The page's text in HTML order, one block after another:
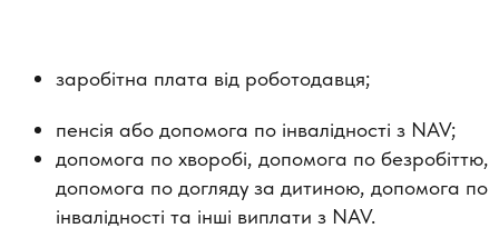
заробітна плата від роботодавця;
пенсія або допомога по інвалідності з NAV;
допомога по хворобі, допомога по безробіттю,
допомога по догляду за дитиною, допомога по
інвалідності та інші виплати з NAV.